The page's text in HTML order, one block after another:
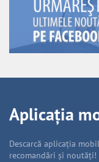
Aplicația
Descarcă aplicația
recomandări și noutăți!